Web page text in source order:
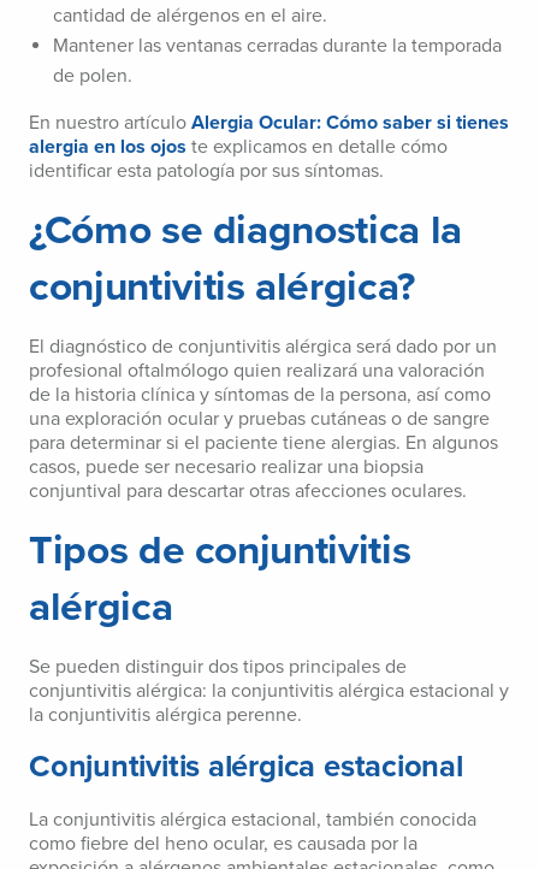
cantidad de alérgenos en el aire.
Mantener las ventanas cerradas durante la temporada
de polen.
En nuestro artículo Alergia Ocular: Cómo saber si tienes
alergia en los ojos te explicamos en detalle cómo
identificar esta patología por sus síntomas.
¿Cómo se diagnostica la
conjuntivitis alérgica?
El diagnóstico de conjuntivitis alérgica será dado por un
profesional oftalmólogo quien realizará una valoración
de la historia clínica y síntomas de la persona, así como
una exploración ocular y pruebas cutáneas o de sangre
para determinar si el paciente tiene alergias. En algunos
casos, puede ser necesario realizar una biopsia
conjuntival para descartar otras afecciones oculares.
Tipos de conjuntivitis
alérgica
Se pueden distinguir dos tipos principales de
conjuntivitis alérgica: la conjuntivitis alérgica estacional y
la conjuntivitis alérgica perenne.
Conjuntivitis alérgica estacional
La conjuntivitis alérgica estacional, también conocida
como fiebre del heno ocular, es causada por la